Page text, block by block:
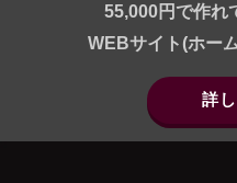
55,000円で作れ
WEBサイト(ホー
詳